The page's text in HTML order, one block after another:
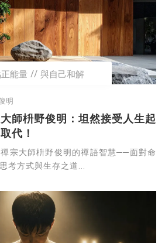
能量 與自己和解
明
師枡野俊明：坦然接受人生起
代！
宗大師枡野俊明的禪語智慧──面對命
考方式與生存之道...